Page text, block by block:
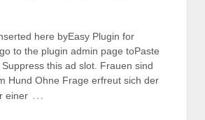
here byEasy Plugin for
to the plugin admin page toPaste
this ad slot. Frauen sind
Hund Ohne Frage erfreut sich der
einer …